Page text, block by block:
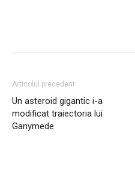
Articolul precedent
Un asteroid gigantic i-a
modificat traiectoria lui
Ganymede